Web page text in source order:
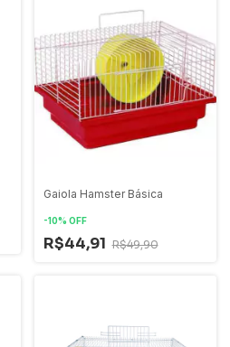
Gaiola Hamster Básica
-10% OFF
R$44,91 R$49,90